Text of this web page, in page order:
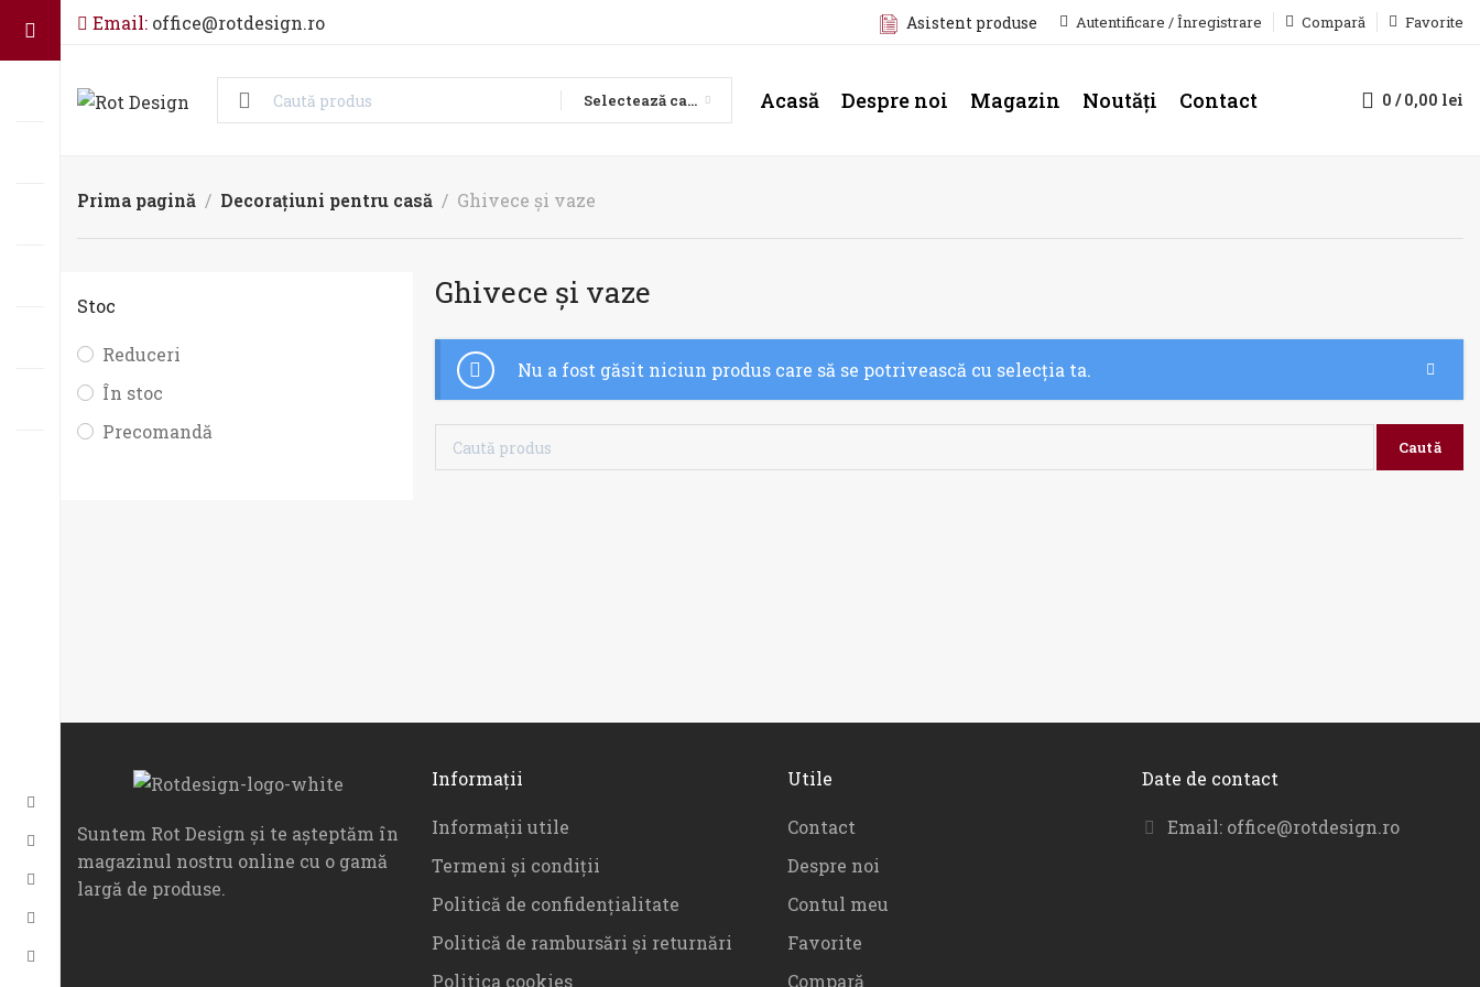
Email: office@rotdesign.ro Asistent produse Autentificare / Înregistrare Compară Favorite
Selectează categoria Acasă Despre noi Magazin Noutăți Contact 0 / 0,00 lei
Prima pagină Decorațiuni pentru casă Ghivece și vaze
Stoc
Reduceri
În stoc
Precomandă
Ghivece și vaze
Nu a fost găsit niciun produs care să se potrivească cu selecția ta.
Caută
Suntem Rot Design și te așteptăm în
magazinul nostru online cu o gamă
largă de produse.
Informații
Informații utile
Termeni și condiții
Politică de confidențialitate
Politică de rambursări și returnări
Politica cookies
Utile
Contact
Despre noi
Contul meu
Favorite
Compară
Date de contact
Email: office@rotdesign.ro